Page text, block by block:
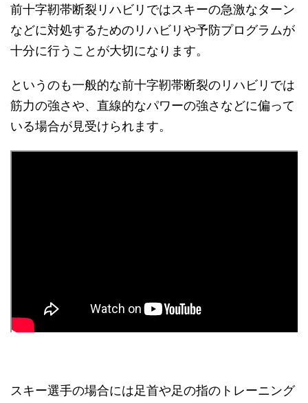
前十字靭帯断裂リハビリではスキーの急激なターン
などに対処するためのリハビリや予防プログラムが
十分に行うことが大切になります。
というのも一般的な前十字靭帯断裂のリハビリでは
筋力の強さや、直線的なパワーの強さなどに偏って
いる場合が見受けられます。
スキー選手の場合には足首や足の指のトレーニング